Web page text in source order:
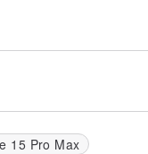
15 Pro Max